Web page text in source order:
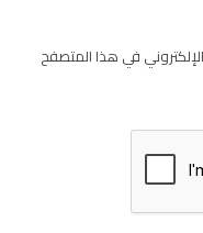
في هذا المتصفح